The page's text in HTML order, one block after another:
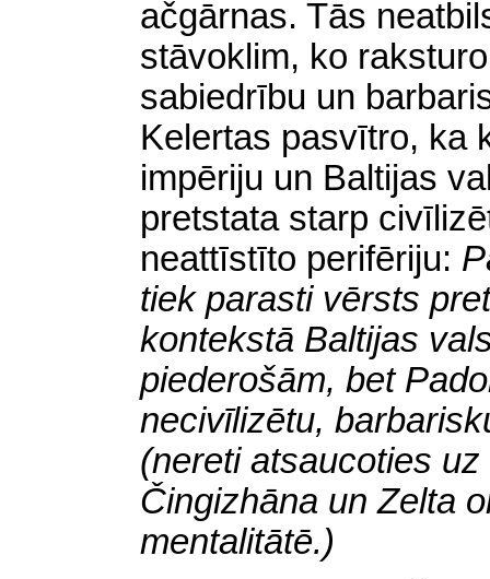
ačgārnas. Tās
stāvoklim, ko
sabiedrību un
Kelertas pasvītro, ka
impēriju un Baltijas
pretstata starp
neattīstīto perifēriju:
tiek parasti vērsts
kontekstā Baltijas
piederošām, bet
necivīlizētu,
(nereti atsaucoties
Čingizhāna un Zelta
mentalitātē.)